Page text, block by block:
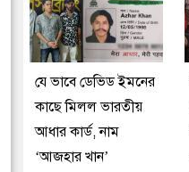
যে ভাবে ডেভিড ইমনের
কাছে মিলল ভারতীয়
আধার কার্ড, নাম
‘আজহার খান’